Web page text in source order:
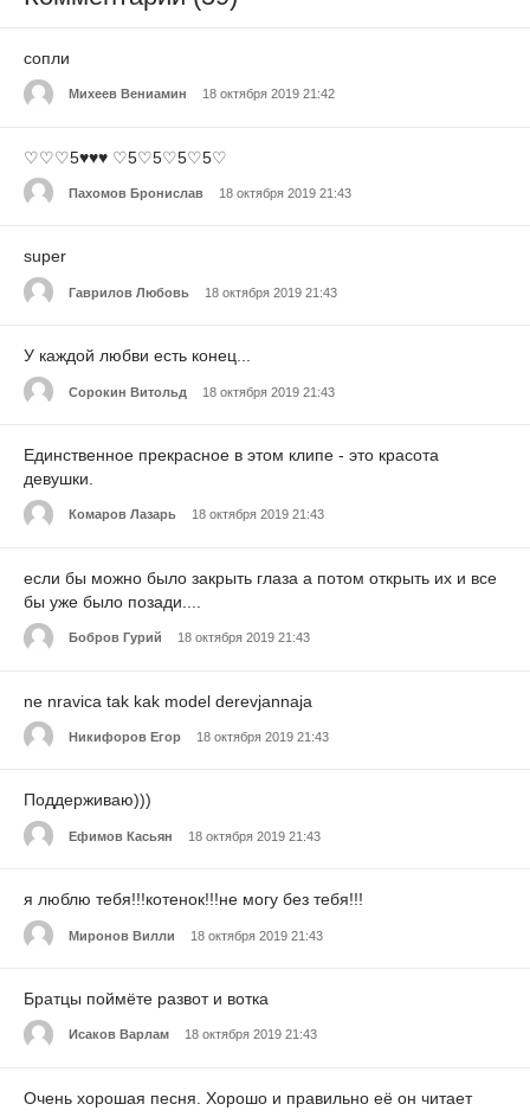
сопли
Михеев Вениамин 18 октября 2019 21:42
♡♡♡5♥♥♥ ♡5♡5♡5♡5♡
Пахомов Бронислав 18 октября 2019 21:43
super
Гаврилов Любовь 18 октября 2019 21:43
У каждой любви есть конец...
Сорокин Витольд 18 октября 2019 21:43
Единственное прекрасное в этом клипе - это красота
девушки.
Комаров Лазарь 18 октября 2019 21:43
если бы можно было закрыть глаза а потом открыть их и все
бы уже было позади....
Бобров Гурий 18 октября 2019 21:43
ne nravica tak kak model derevjannaja
Никифоров Егор 18 октября 2019 21:43
Поддерживаю)))
Ефимов Касьян 18 октября 2019 21:43
я люблю тебя!!!котенок!!!не могу без тебя!!!
Миронов Вилли 18 октября 2019 21:43
Братцы поймёте развот и вотка
Исаков Варлам 18 октября 2019 21:43
Очень хорошая песня. Хорошо и правильно её он читает